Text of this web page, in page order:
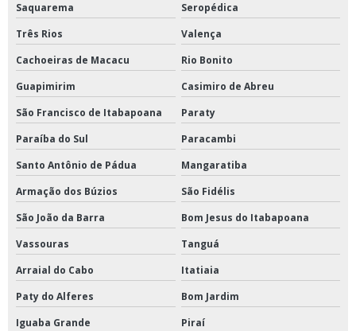
Saquarema
Seropédica
Três Rios
Valença
Cachoeiras de Macacu
Rio Bonito
Guapimirim
Casimiro de Abreu
São Francisco de Itabapoana
Paraty
Paraíba do Sul
Paracambi
Santo Antônio de Pádua
Mangaratiba
Armação dos Búzios
São Fidélis
São João da Barra
Bom Jesus do Itabapoana
Vassouras
Tanguá
Arraial do Cabo
Itatiaia
Paty do Alferes
Bom Jardim
Iguaba Grande
Piraí